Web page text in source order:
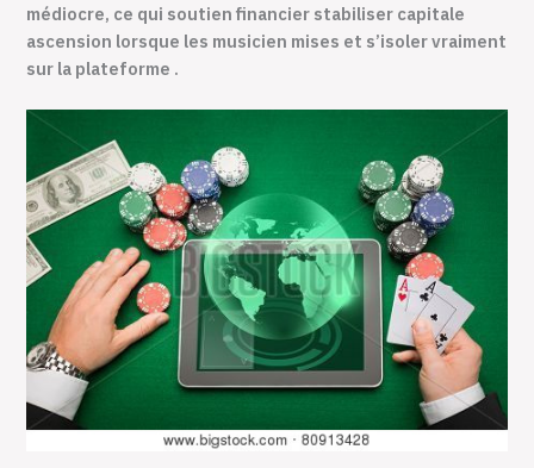
médiocre, ce qui soutien financier stabiliser capitale
ascension lorsque les musicien mises et s’isoler vraiment
sur la plateforme .